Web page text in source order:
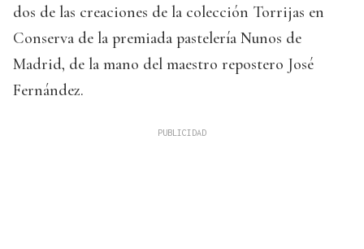
dos de las creaciones de la colección Torrijas en
Conserva de la premiada pastelería Nunos de
Madrid, de la mano del maestro repostero José
Fernández.